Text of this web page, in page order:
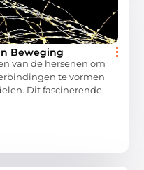
Beweging
van de hersenen om
te vormen
Dit fascinerende